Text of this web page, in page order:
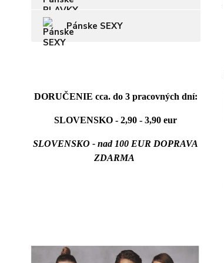
Pánske SEXY
DORUČENIE cca. do 3 pracovných dní:
SLOVENSKO - 2,90 - 3,90 eur
SLOVENSKO - nad 100 EUR DOPRAVA
ZDARMA